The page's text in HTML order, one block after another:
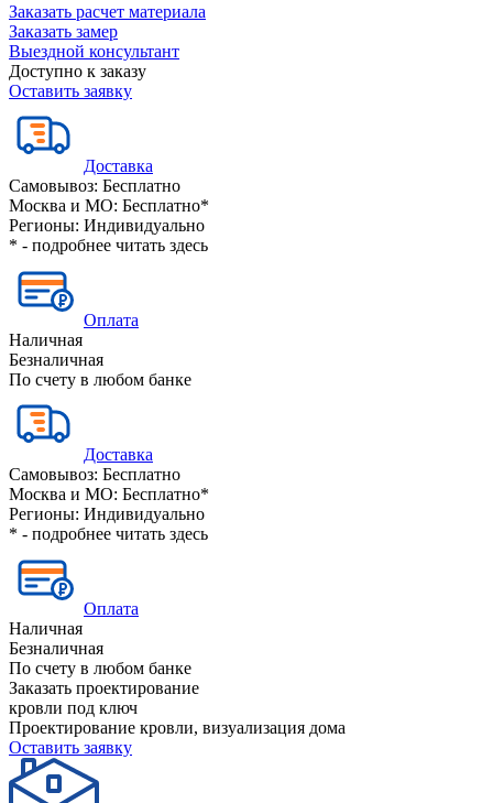
Заказать расчет материала
Заказать замер
Выездной консультант
Доступно к заказу
Оставить заявку
Доставка
Самовывоз: Бесплатно
Москва и МО: Бесплатно*
Регионы: Индивидуально
* - подробнее читать здесь
Оплата
Наличная
Безналичная
По счету в любом банке
Доставка
Самовывоз: Бесплатно
Москва и МО: Бесплатно*
Регионы: Индивидуально
* - подробнее читать здесь
Оплата
Наличная
Безналичная
По счету в любом банке
Заказать проектирование
кровли под ключ
Проектирование кровли, визуализация дома
Оставить заявку